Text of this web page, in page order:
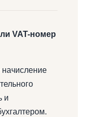
VAT-номер
начисление
и